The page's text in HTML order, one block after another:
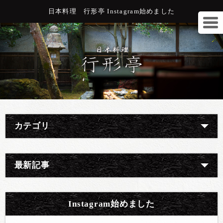
日本料理 行形亭 Instagram始めました
カテゴリ
最新記事
Instagram始めました